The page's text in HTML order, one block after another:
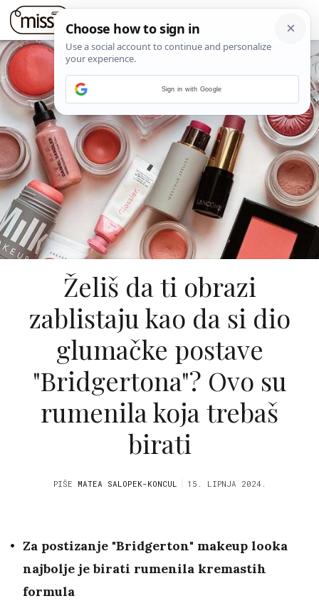
Želiš da ti obrazi
zablistaju kao da si dio
glumačke postave
"Bridgertona"? Ovo su
rumenila koja trebaš
birati
PIŠE MATEA SALOPEK-KONCUL 15. LIPNJA 2024.
Za postizanje "Bridgerton" makeup looka
najbolje je birati rumenila kremastih
formula
Sign in with Google